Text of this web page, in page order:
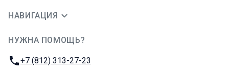
НАВИГАЦИЯ
НУЖНА ПОМОЩЬ?
Телефон:
+7 (812) 313-27-23